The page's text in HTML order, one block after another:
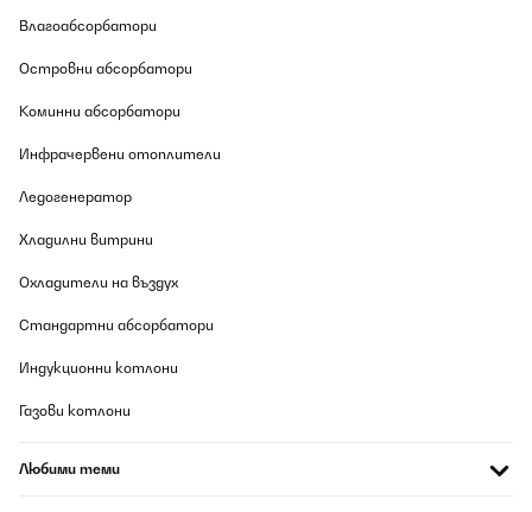
Влагоабсорбатори
Островни абсорбатори
Коминни абсорбатори
Инфрачервени отоплители
Ледогенератор
Хладилни витрини
Охладители на въздух
Стандартни абсорбатори
Индукционни котлони
Газови котлони
Любими теми